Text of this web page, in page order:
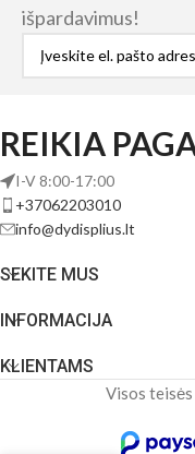
išpardavimus!
REIKIA
I-V 8:00-17:00
+37062203010
info@dydisplius.lt
SEKITE MUS
INFORMACIJA
KLIENTAMS
Visos